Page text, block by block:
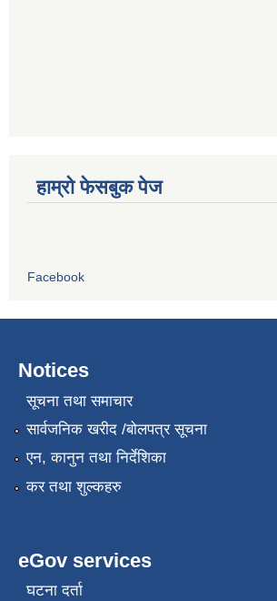
हाम्रो फेसबुक पेज
Facebook
Notices
सूचना तथा समाचार
सार्वजनिक खरीद /बोलपत्र सूचना
एन, कानुन तथा निर्देशिका
कर तथा शुल्कहरु
eGov services
घटना दर्ता